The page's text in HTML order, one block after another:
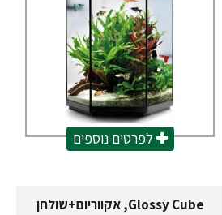
לפרטים נוספים
Glossy Cube, אקווריום+שולחן